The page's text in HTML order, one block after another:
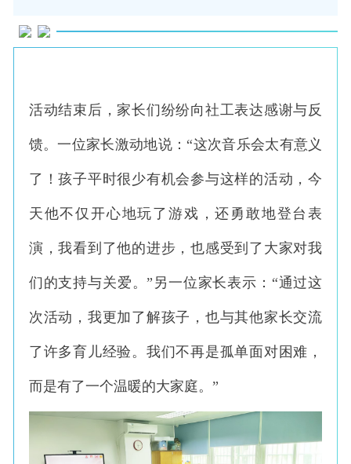
活动结束后，家长们纷纷向社工表达感谢与反
馈。一位家长激动地说：“这次音乐会太有意义
了！孩子平时很少有机会参与这样的活动，今
天他不仅开心地玩了游戏，还勇敢地登台表
演，我看到了他的进步，也感受到了大家对我
们的支持与关爱。”另一位家长表示：“通过这
次活动，我更加了解孩子，也与其他家长交流
了许多育儿经验。我们不再是孤单面对困难，
而是有了一个温暖的大家庭。”